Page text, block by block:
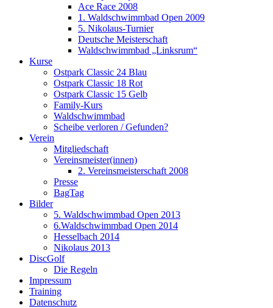
Ace Race 2008
1. Waldschwimmbad Open 2009
5. Nikolaus-Turnier
Deutsche Meisterschaft
Waldschwimmbad „Linksrum“
Kurse
Ostpark Classic 24 Blau
Ostpark Classic 18 Rot
Ostpark Classic 15 Gelb
Family-Kurs
Waldschwimmbad
Scheibe verloren / Gefunden?
Verein
Mitgliedschaft
Vereinsmeister(innen)
2. Vereinsmeisterschaft 2008
Presse
BagTag
Bilder
5. Waldschwimmbad Open 2013
6.Waldschwimmbad Open 2014
Hesselbach 2014
Nikolaus 2013
DiscGolf
Die Regeln
Impressum
Training
Datenschutz